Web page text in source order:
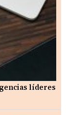
líderes